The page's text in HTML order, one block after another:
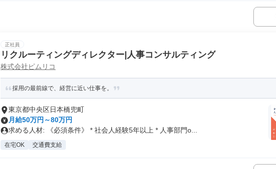
正社員
リクルーティングディレクター|人事コンサルティング
株式会社ピムリコ
採用の最前線で、経営に近い仕事を。
東京都中央区日本橋兜町
月給50万円～80万円
求める人材: 《必須条件》 * 社会人経験5年以上 * 人事部門o...
在宅OK 交通費支給